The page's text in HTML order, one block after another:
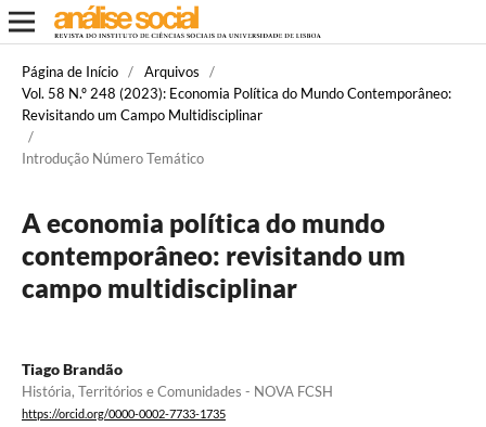
Página de Início / Arquivos
/
Vol. 58 N.º 248 (2023): Economia Política do Mundo Contemporâneo:
Revisitando um Campo Multidisciplinar
/
Introdução Número Temático
A economia política do mundo
contemporâneo: revisitando um
campo multidisciplinar
Tiago Brandão
História, Territórios e Comunidades - NOVA FCSH
https://orcid.org/0000-0002-7733-1735